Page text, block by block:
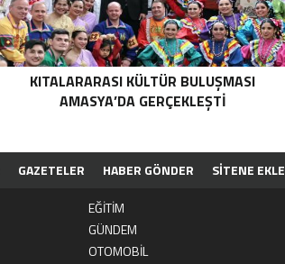
KITALARARASI KÜLTÜR BULUŞMASI
AMASYA’DA GERÇEKLEŞTI
GAZETELER HABER GÖNDER SİTENE EKLE
EĞİTİM
GÜNDEM
OTOMOBİL